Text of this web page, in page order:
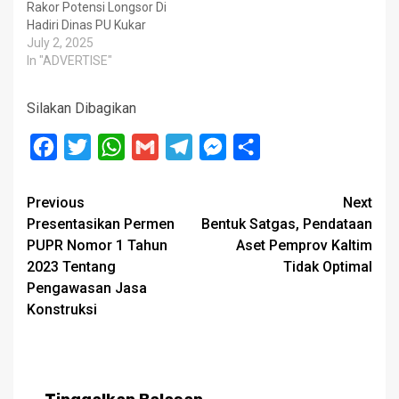
Rakor Potensi Longsor Di
Hadiri Dinas PU Kukar
July 2, 2025
In "ADVERTISE"
Silakan Dibagikan
Facebook
Twitter WhatsApp
Gmail TelegramMessenger
Post
navigation
Previous
Presentasikan Permen
PUPR Nomor 1 Tahun
2023 Tentang
Pengawasan Jasa
Konstruksi
Next
Bentuk Satgas, Pendataan
Aset Pemprov Kaltim
Tidak Optimal